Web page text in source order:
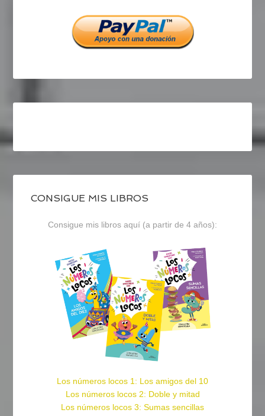
Facebook
Twitter
Instagram
CONSIGUE MIS LIBROS
Consigue mis libros aquí (a partir de 4 años):
Los números locos 1: Los amigos del 10
Los números locos 2: Doble y mitad
Los números locos 3: Sumas sencillas